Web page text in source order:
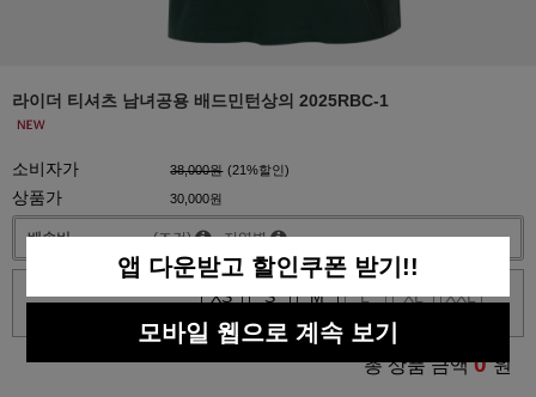
라이더 티셔츠 남녀공용 배드민턴상의 2025RBC-1
소비자가 38,000원 (21%할인)
상품가 30,000원
배송비 (조건) 지역별
XS S M L XL XXL
총 상품 금액0 원
앱 다운받고 할인쿠폰 받기!!
모바일 웹으로 계속 보기